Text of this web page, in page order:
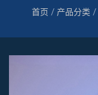
首页 / 产品分类 /